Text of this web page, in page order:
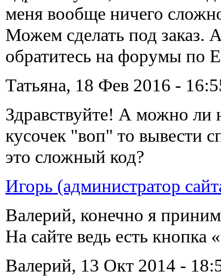
меня вообще ничего
Можем сделать под заказ.
обратитесь на форумы по
Татьяна, 18 Фев 2016 -
Здравствуйте! А можно ли
кусочек "воп" то вывести
это сложный код?
Игорь (администратор
Валерий, конечно я
На сайте ведь есть кнопка
Валерий, 13 Окт 2014 -